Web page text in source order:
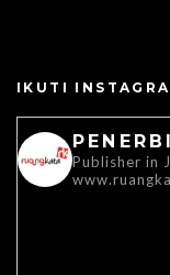
IKUTI
Publisher in